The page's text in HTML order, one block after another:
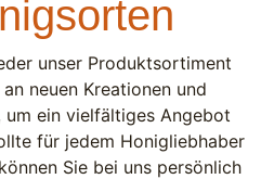
unser Produktsortiment
neuen Kreationen und
um ein vielfältiges Angebot
für jedem Honigliebhaber
Sie bei uns persönlich